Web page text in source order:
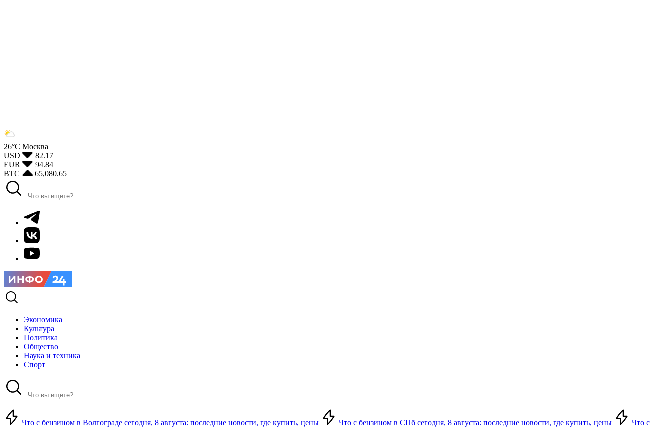
26°С Москва
USD
82.17
EUR
94.84
BTC
65,080.65
Экономика
Культура
Политика
Общество
Наука и техника
Спорт
Что с бензином в Волгограде сегодня, 8 августа: последние новости, где купить, цены Что с бензином в СПб сегодня, 8 августа: последние новости, где купить, цены Что с